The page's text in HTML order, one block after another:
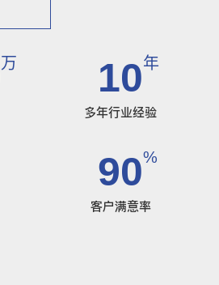
万 10年
多年行业经验
90%
客户满意率